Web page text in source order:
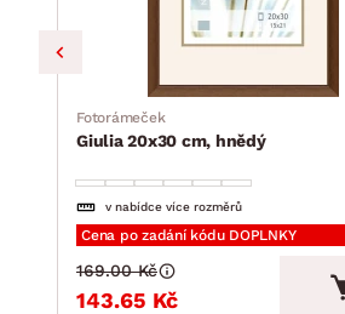
Fotorámeček
Giulia 20x30 cm, hnědý
v nabídce více rozměrů
Cena po zadání kódu DOPLNKY
143.65 Kč
169.00 Kč